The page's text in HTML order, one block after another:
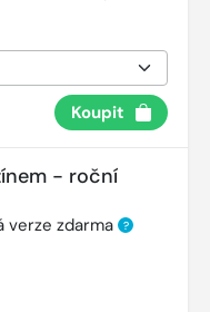
Koupit
- roční
verze zdarma ?